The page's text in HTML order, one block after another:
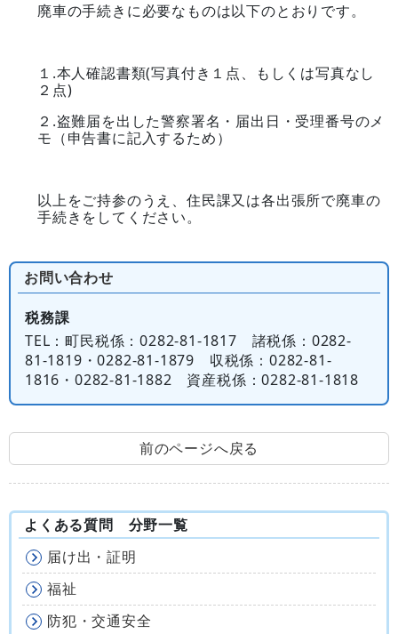
廃車の手続きに必要なものは以下のとおりです。
１.本人確認書類(写真付き１点、もしくは写真なし
２点)
２.盗難届を出した警察署名・届出日・受理番号のメ
モ（申告書に記入するため）
以上をご持参のうえ、住民課又は各出張所で廃車の
手続きをしてください。
お問い合わせ
税務課
TEL ：町民税係：0282-81-1817 諸税係：0282-
81-1819・0282-81-1879 収税係：0282-81-
1816・0282-81-1882 資産税係：0282-81-1818
前のページへ戻る
よくある質問 分野一覧
届け出・証明
福祉
防犯・交通安全